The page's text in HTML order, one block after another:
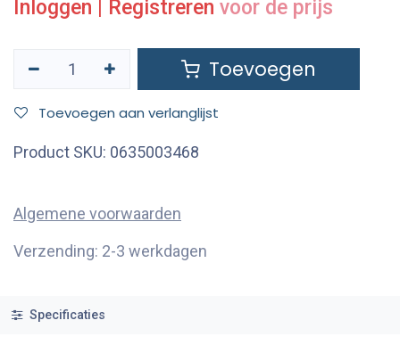
Inloggen Registreren voor de prijs
Toevoegen
Toevoegen aan verlanglijst
Product SKU: 0635003468
Algemene voorwaarden
Verzending: 2-3 werkdagen
Specificaties